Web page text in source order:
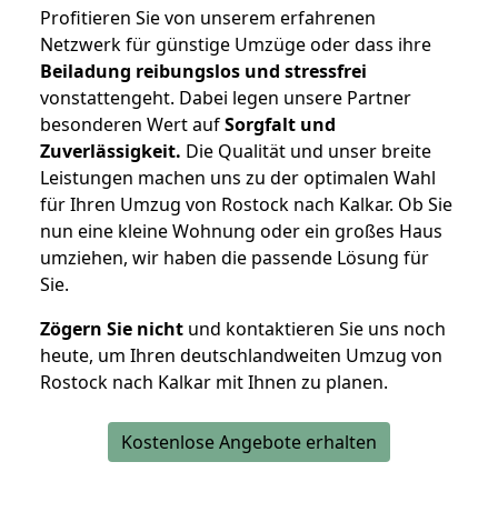
Profitieren Sie von unserem erfahrenen
Netzwerk für günstige Umzüge oder dass ihre
Beiladung reibungslos und stressfrei
vonstattengeht. Dabei legen unsere Partner
besonderen Wert aufSorgfalt und
Zuverlässigkeit. Die Qualität und unser breite
Leistungen machen uns zu der optimalen Wahl
für Ihren Umzug von Rostock nach Kalkar. Ob Sie
nun eine kleine Wohnung oder ein großes Haus
umziehen, wir haben die passende Lösung für
Sie.
Zögern Sie nicht und kontaktieren Sie uns noch
heute, um Ihren deutschlandweiten Umzug von
Rostock nach Kalkar mit Ihnen zu planen.
Kostenlose Angebote erhalten